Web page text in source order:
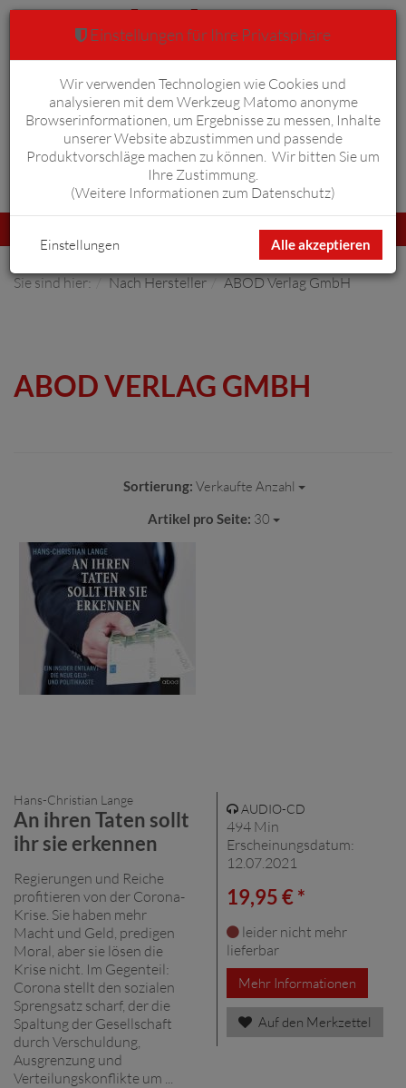
Anmelden Warenkorb 0
umschalten
Sie sind hier: Nach Hersteller ABOD Verlag GmbH
ABOD VERLAG GMBH
Sortierung: Verkaufte Anzahl
Artikel pro Seite: 30
Hans-Christian Lange
An ihren Taten sollt
ihr sie erkennen
Regierungen und Reiche
profitieren von der Corona-
Krise. Sie haben mehr
Macht und Geld, predigen
Moral, aber sie lösen die
Krise nicht. Im Gegenteil:
Corona stellt den sozialen
Sprengsatz scharf, der die
Spaltung der Gesellschaft
durch Verschuldung,
Ausgrenzung und
Verteilungskonflikte um ...
AUDIO-CD
494 Min
Erscheinungsdatum:
12.07.2021
19,95 € *
leider nicht mehr
lieferbar
Mehr Informationen
Auf den Merkzettel
Einstellungen für Ihre Privatsphäre
Wir verwenden Technologien wie Cookies und
analysieren mit dem Werkzeug Matomo anonyme
Browserinformationen, um Ergebnisse zu messen, Inhalte
unserer Website abzustimmen und passende
Produktvorschläge machen zu können. Wir bitten Sie um
Ihre Zustimmung.
(Weitere Informationen zum Datenschutz)
Alle akzeptieren
Einstellungen